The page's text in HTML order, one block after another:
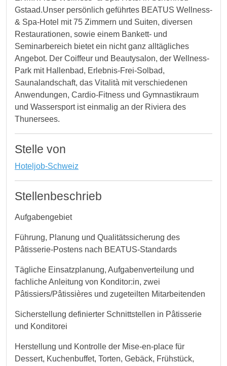
Gstaad.Unser persönlich geführtes BEATUS Wellness-
& Spa-Hotel mit 75 Zimmern und Suiten, diversen
Restaurationen, sowie einem Bankett- und
Seminarbereich bietet ein nicht ganz alltägliches
Angebot. Der Coiffeur und Beautysalon, der Wellness-
Park mit Hallenbad, Erlebnis-Frei-Solbad,
Saunalandschaft, das Vitalità mit verschiedenen
Anwendungen, Cardio-Fitness und Gymnastikraum
und Wassersport ist einmalig an der Riviera des
Thunersees.
Stelle von
Hoteljob-Schweiz
Stellenbeschrieb
Aufgabengebiet
Führung, Planung und Qualitätssicherung des
Pâtisserie-Postens nach BEATUS-Standards
Tägliche Einsatzplanung, Aufgabenverteilung und
fachliche Anleitung von Konditor:in, zwei
Pâtissiers/Pâtissières und zugeteilten Mitarbeitenden
Sicherstellung definierter Schnittstellen in Pâtisserie
und Konditorei
Herstellung und Kontrolle der Mise-en-place für
Dessert, Kuchenbuffet, Torten, Gebäck, Frühstück,